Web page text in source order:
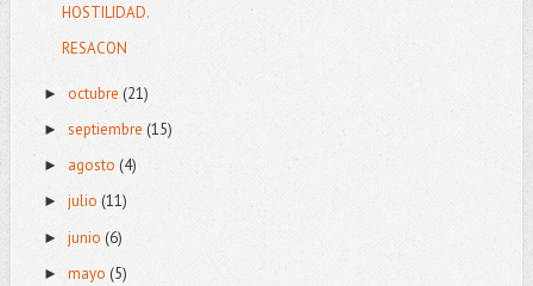
HOSTILIDAD.
RESACON
► octubre (21)
► septiembre (15)
► agosto (4)
► julio (11)
► junio (6)
► mayo (5)